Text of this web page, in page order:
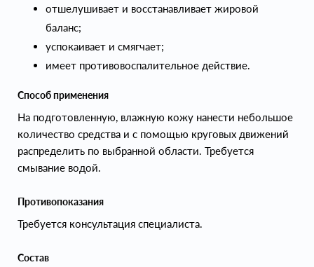
отшелушивает и восстанавливает жировой
баланс;
успокаивает и смягчает;
имеет противовоспалительное действие.
Способ применения
На подготовленную, влажную кожу нанести небольшое
количество средства и с помощью круговых движений
распределить по выбранной области. Требуется
смывание водой.
Противопоказания
Требуется консультация специалиста.
Состав